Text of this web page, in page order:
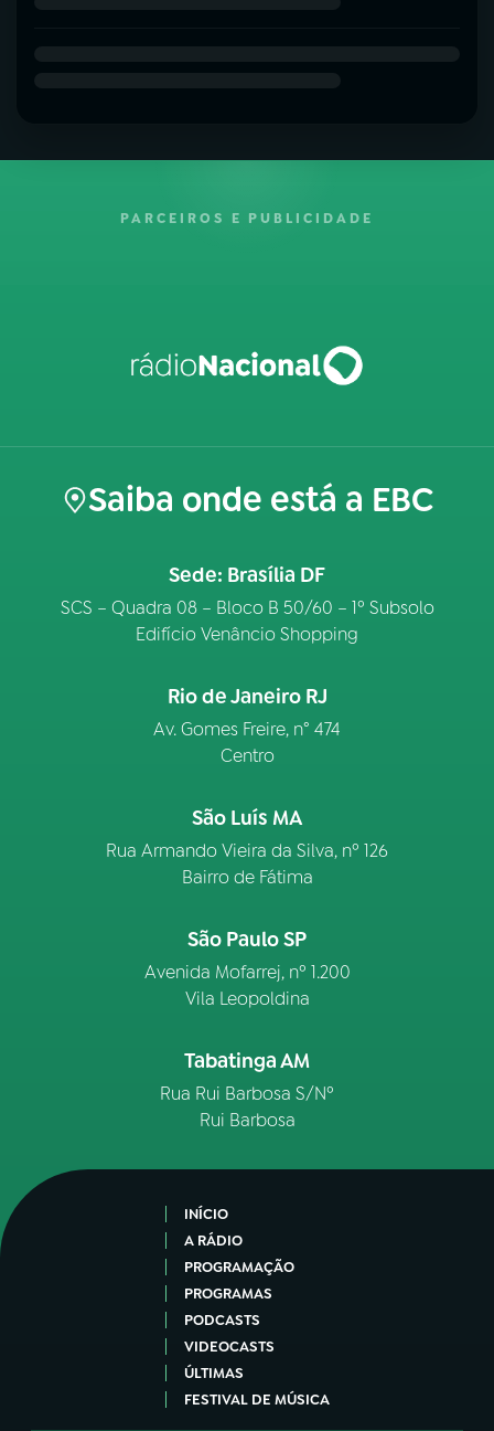
PARCEIROS E PUBLICIDADE
Saiba onde está a EBC
Sede: Brasília DF
SCS – Quadra 08 – Bloco B 50/60 – 1º Subsolo
Edifício Venâncio Shopping
Rio de Janeiro RJ
Av. Gomes Freire, n° 474
Centro
São Luís MA
Rua Armando Vieira da Silva, nº 126
Bairro de Fátima
São Paulo SP
Avenida Mofarrej, nº 1.200
Vila Leopoldina
Tabatinga AM
Rua Rui Barbosa S/Nº
Rui Barbosa
INÍCIO
A RÁDIO
PROGRAMAÇÃO
PROGRAMAS
PODCASTS
VIDEOCASTS
ÚLTIMAS
FESTIVAL DE MÚSICA